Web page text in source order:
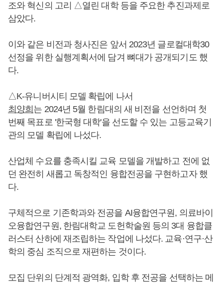
조와 혁신의 고리 △열린 대학 등을 주요한 추진과제로
삼았다.
이와 같은 비전과 청사진은 앞서 2023년 글로컬대학30
선정을 위한 실행계획서에 담겨 뼈대가 공개되기도 했
다.
△K-유니버시티 모델 확립에 나서
최양희 는 2024년 5월 한림대의 새 비전을 선언하며 첫
번째 목표로 '한국형 대학'을 선도할 수 있는 고등교육기
관의 모델 확립에 나섰다.
산업체 수요를 충족시킬 교육 모델을 개발하고 전에 없
던 완전히 새롭고 독창적인 융합전공을 구현하고자 했
다.
구체적으로 기존학과와 전공을 AI융합연구원, 의료바이
오융합연구원, 한림대학교 도헌학술원 등의 3대 융합클
러스터 산하에 재조립하는 작업에 나섰다. 교육·연구·산
학의 중심 조직으로 재편하는 것이다.
모집 단위의 단계적 광역화, 입학 후 전공을 선택하는 메